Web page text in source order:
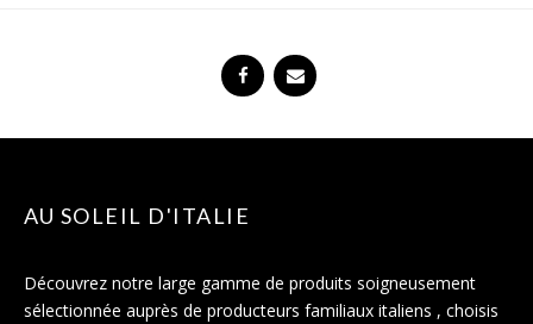
AU SOLEIL D'ITALIE
Découvrez notre large gamme de produits soigneusement
sélectionnée auprès de producteurs familiaux italiens , choisis